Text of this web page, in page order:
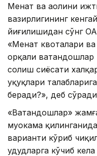
Меҳнат ва аҳолини
вазирлигининг
йиғилишидан сўнг
«Меҳнат квоталари
орқали ватандошлар
солиш сиёсати
ҳуқуқлари
беради?», деб
«Ватандошлар»
муҳокама
варианти кўриб
ҳудудларга кўчиб